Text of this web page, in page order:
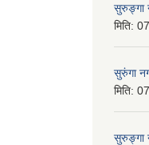
सुरुङ्गा
मिति:
सुरुंगा
मिति:
सुरुङ्गा